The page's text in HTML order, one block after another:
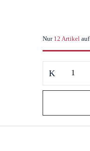
Nur 12 Artikel
Preparato
Risotto